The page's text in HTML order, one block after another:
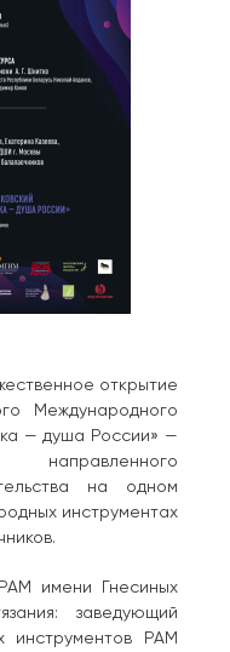
открытие
Международного
— душа России» —
направленного
на одном
инструментах
имени Гнесиных
заведующий
инструментов РАМ